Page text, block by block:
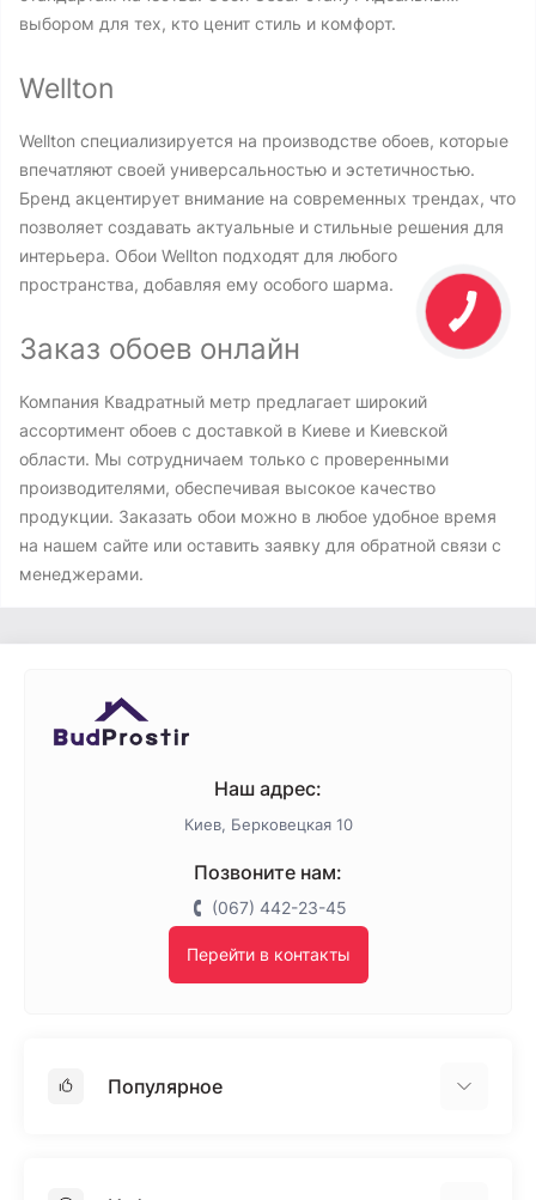
выбором для тех, кто ценит стиль и комфорт.
Wellton
Wellton специализируется на производстве обоев, которые
впечатляют своей универсальностью и эстетичностью.
Бренд акцентирует внимание на современных трендах, что
позволяет создавать актуальные и стильные решения для
интерьера. Обои Wellton подходят для любого
пространства, добавляя ему особого шарма.
Заказ обоев онлайн
Компания Квадратный метр предлагает широкий
ассортимент обоев с доставкой в Киеве и Киевской
области. Мы сотрудничаем только с проверенными
производителями, обеспечивая высокое качество
продукции. Заказать обои можно в любое удобное время
на нашем сайте или оставить заявку для обратной связи с
менеджерами.
Наш адрес:
Киев, Берковецкая 10
Позвоните нам:
(067) 442-23-45
Перейти в контакты
Популярное